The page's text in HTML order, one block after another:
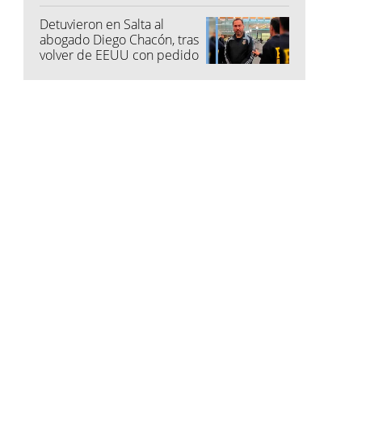
Detuvieron en Salta al
abogado Diego Chacón, tras
volver de EEUU con pedido